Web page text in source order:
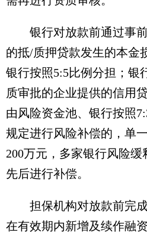
银行对放款前通过事前
的抵/质押贷款发生的本金
银行按照5:5比例分担；银
质审批的企业提供的信用
由风险资金池、银行按照
规定进行风险补偿的，单
200万元，多家银行风险
先后进行补偿。
担保机构对放款前完成
在有效期内新增及续作融